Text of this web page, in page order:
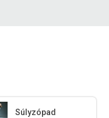
Súlyzópad